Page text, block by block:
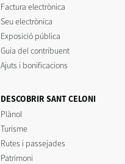
Factura electrònica
Seu electrònica
Exposició pública
Guia del contribuent
Ajuts i bonificacions
DESCOBRIR SANT CELONI
Plànol
Turisme
Rutes i passejades
Patrimoni